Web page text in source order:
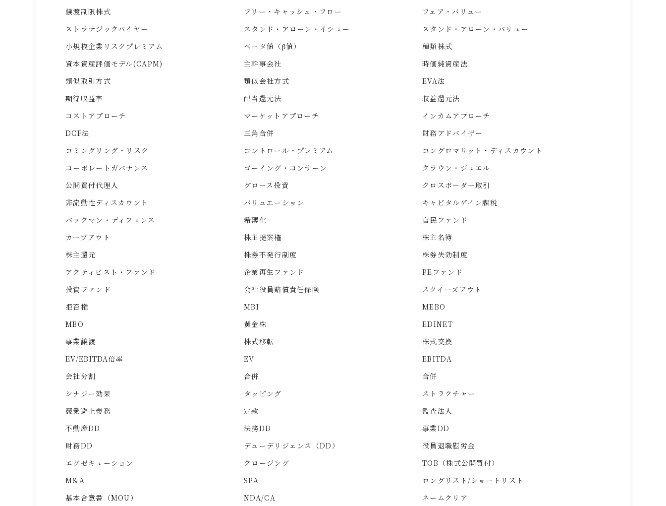
譲渡制限株式
フリー・キャッシュ・フロー
フェア・バリュー
ストラテジックバイヤー
スタンド・アローン・イシュー
スタンド・アローン・バリュー
小規模企業リスクプレミアム
ベータ値（β値）
種類株式
資本資産評価モデル(CAPM)
主幹事会社
時価純資産法
類似取引方式
類似会社方式
EVA法
期待収益率
配当還元法
収益還元法
コストアプローチ
マーケットアプローチ
インカムアプローチ
DCF法
三角合併
財務アドバイザー
コミングリング・リスク
コントロール・プレミアム
コングロマリット・ディスカウント
コーポレートガバナンス
ゴーイング・コンサーン
クラウン・ジュエル
公開買付代理人
グロース投資
クロスボーダー取引
非流動性ディスカウント
バリュエーション
キャピタルゲイン課税
パックマン・ディフェンス
希薄化
官民ファンド
カーブアウト
株主提案権
株主名簿
株主還元
株券不発行制度
株券失効制度
アクティビスト・ファンド
企業再生ファンド
PEファンド
投資ファンド
会社役員賠償責任保険
スクイーズアウト
拒否権
MBI
MEBO
MBO
黄金株
EDINET
事業譲渡
株式移転
株式交換
EV/EBITDA倍率
EV
EBITDA
会社分割
合併
合併
シナジー効果
タッピング
ストラクチャー
競業避止義務
定款
監査法人
不動産DD
法務DD
事業DD
財務DD
デューデリジェンス（DD）
役員退職慰労金
エグゼキューション
クロージング
TOB（株式公開買付）
M&A
SPA
ロングリスト/ショートリスト
基本合意書（MOU）
NDA/CA
ネームクリア